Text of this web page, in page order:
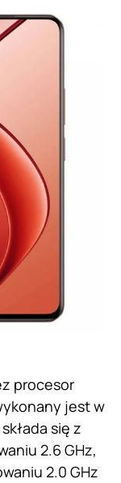
procesor
jest w
się z
2.6 GHz,
2.0 GHz